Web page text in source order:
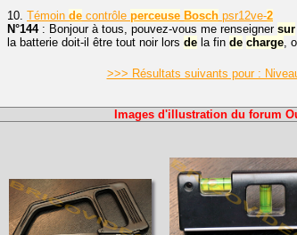
10. Témoin de contrôle perceuse Bosch psr12ve-2
N°144: Bonjour à tous, pouvez-vous me renseigner sur
la batterie doit-il être tout noir lors de la fin de charge,
>>> Résultats suivants pour :
Images d'illustration du forum